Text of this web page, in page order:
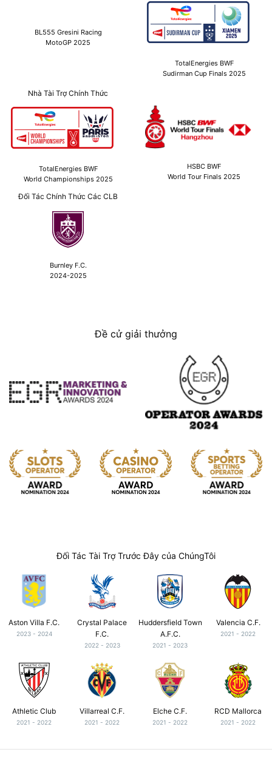
BL555 Gresini Racing
MotoGP 2025
TotalEnergies BWF
Sudirman Cup Finals 2025
Nhà Tài Trợ Chính Thức
TotalEnergies BWF
World Championships 2025
HSBC BWF
World Tour Finals 2025
Đối Tác Chính Thức Các CLB
Burnley F.C.
2024-2025
Đề cử giải thưởng
Đối Tác Tài Trợ Trước Đây của ChúngTôi
Aston Villa F.C.
2023 - 2024
Crystal Palace
F.C.
2022 - 2023
Huddersfield Town
A.F.C.
2021 - 2023
Valencia C.F.
2021 - 2022
Athletic Club
2021 - 2022
Villarreal C.F.
2021 - 2022
Elche C.F.
2021 - 2022
RCD Mallorca
2021 - 2022